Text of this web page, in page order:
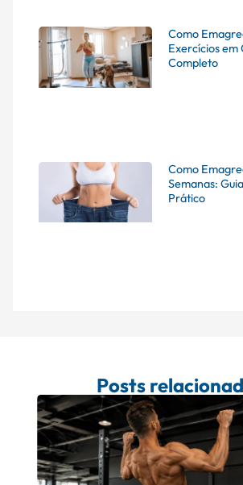
Como
Exercícios em
Completo
Como
Semanas:
Prático
Posts